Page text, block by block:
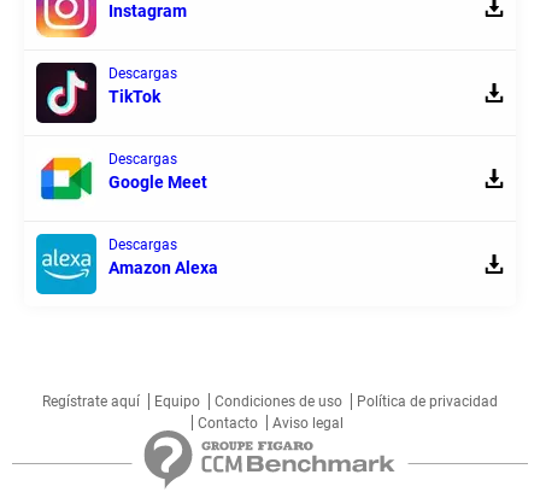
Instagram
Descargas
TikTok
Descargas
Google Meet
Descargas
Amazon Alexa
Regístrate aquí Equipo Condiciones de uso
Política de privacidad
Contacto
Aviso legal